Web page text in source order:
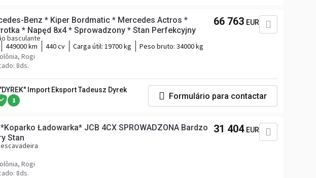
Benz * Kiper Bordmatic * Mercedes Actros *
* Napęd 8x4 * Sprowadzony * Stan Perfekcyjny
basculante
449000 km 440 cv Carga útil: 19700 kg Peso bruto: 34000 kg
Rogi
8ds.
66 763 EUR
Import Eksport Tadeusz Dyrek
1 Formulário para contactar
Ładowarka* JCB 4CX SPROWADZONA Bardzo
Stan
Rogi
8ds.
31 404 EUR